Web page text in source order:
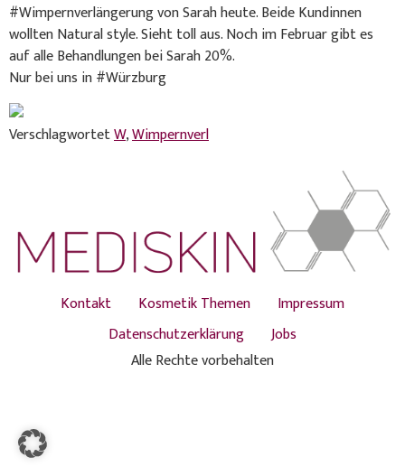
#Wimpernverlängerung von Sarah heute. Beide Kundinnen
wollten Natural style. Sieht toll aus. Noch im Februar gibt es
auf alle Behandlungen bei Sarah 20%.
Nur bei uns in #Würzburg
VerschlagwortetW,Wimpernverl
Kontakt Kosmetik Themen
Impressum
Datenschutzerklärung
Jobs
Alle Rechte vorbehalten